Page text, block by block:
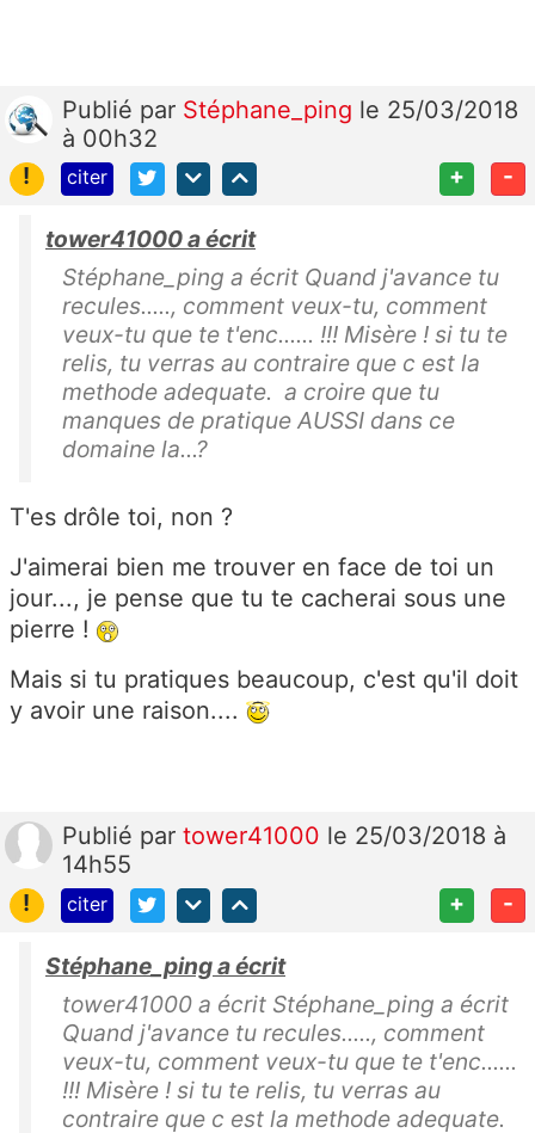
Publié par Stéphane_ping le 25/03/2018
à 00h32
!
citer + -
tower41000 a écrit
Stéphane_ping a écrit Quand j'avance tu
recules....., comment veux-tu, comment
veux-tu que te t'enc...... !!! Misère ! si tu te
relis, tu verras au contraire que c est la
methode adequate. a croire que tu
manques de pratique AUSSI dans ce
domaine la...?
T'es drôle toi, non ?
J'aimerai bien me trouver en face de toi un
jour..., je pense que tu te cacherai sous une
pierre !
Mais si tu pratiques beaucoup, c'est qu'il doit
y avoir une raison....
Publié par tower41000 le 25/03/2018 à
14h55
!
citer + -
Stéphane_ping a écrit
tower41000 a écrit Stéphane_ping a écrit
Quand j'avance tu recules....., comment
veux-tu, comment veux-tu que te t'enc......
!!! Misère ! si tu te relis, tu verras au
contraire que c est la methode adequate.